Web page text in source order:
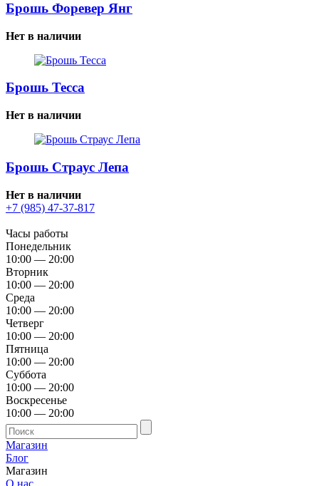
Брошь Форевер Янг
Нет в наличии
Брошь Тесса
Нет в наличии
Брошь Страус Лепа
Нет в наличии
+7 (985) 47-37-817
Часы работы
Понедельник
10:00 — 20:00
Вторник
10:00 — 20:00
Среда
10:00 — 20:00
Четверг
10:00 — 20:00
Пятница
10:00 — 20:00
Суббота
10:00 — 20:00
Воскресенье
10:00 — 20:00
Магазин
Блог
Магазин
О нас